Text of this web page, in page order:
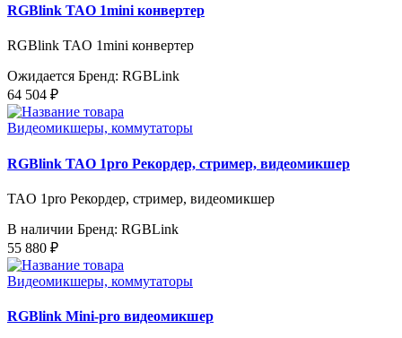
RGBlink TAO 1mini конвертер
RGBlink TAO 1mini конвертер
Ожидается Бренд: RGBLink
64 504 ₽
Видеомикшеры, коммутаторы
RGBlink TAO 1pro Рекордер, стример, видеомикшер
TAO 1pro Рекордер, стример, видеомикшер
В наличии Бренд: RGBLink
55 880 ₽
Видеомикшеры, коммутаторы
RGBlink Mini-pro видеомикшер